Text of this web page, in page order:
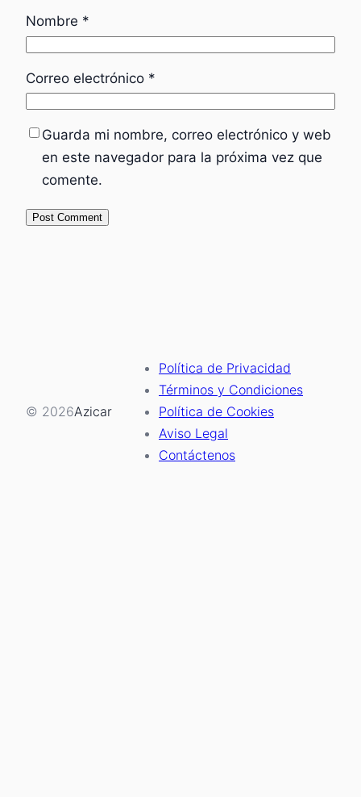
Nombre *
Correo electrónico *
Guarda mi nombre, correo electrónico y web
en este navegador para la próxima vez que
comente.
© 2026Azicar
Política de Privacidad
Términos y Condiciones
Política de Cookies
Aviso Legal
Contáctenos